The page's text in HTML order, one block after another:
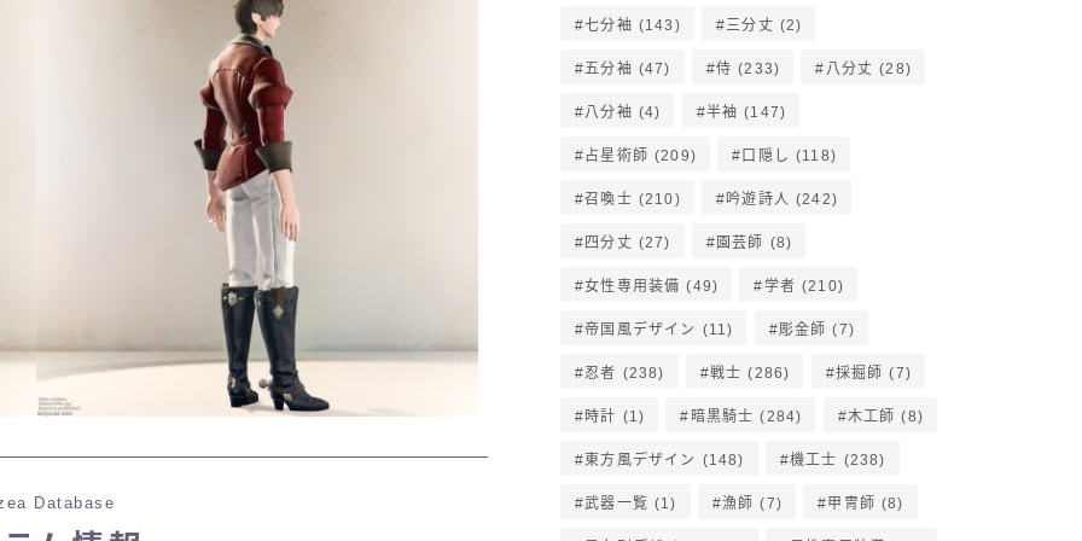
Database
七分袖 (143) 三分丈 (2)
五分袖 (47) 侍 (233) 八分丈 (28)
八分袖 (4) 半袖 (147)
占星術師 (209) 口隠し (118)
召喚士 (210) 吟遊詩人 (242)
四分丈 (27) 園芸師 (8)
女性専用装備 (49) 学者 (210)
帝国風デザイン (11) 彫金師 (7)
忍者 (238) 戦士 (286) 採掘師 (7)
時計 (1) 暗黒騎士 (284) 木工師 (8)
東方風デザイン (148) 機工士 (238)
武器一覧 (1) 漁師 (7) 甲冑師 (8)